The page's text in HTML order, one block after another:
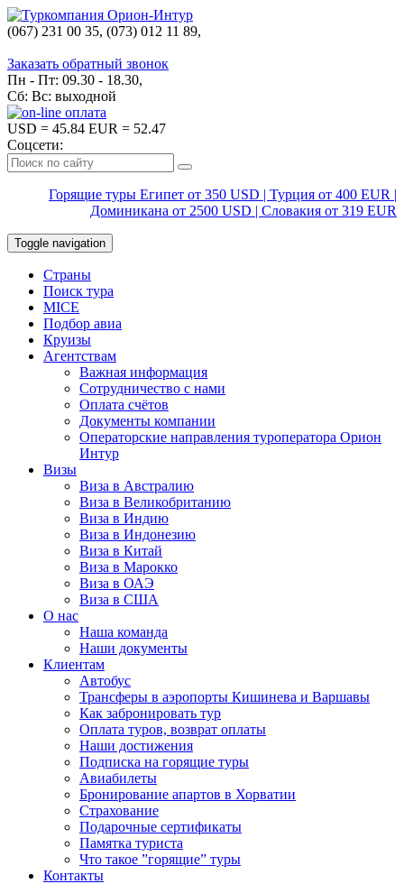
(067) 231 00 35, (073) 012 11 89,
Заказать обратный звонок
Пн - Пт: 09.30 - 18.30,
Сб: Вс: выходной
USD = 45.84 EUR = 52.47
Соцсети:
Горящие туры Египет от 350 USD | Турция от 400 EUR |
Доминикана от 2500 USD | Словакия от 319 EUR
Toggle navigation
Страны
Поиск тура
MICE
Подбор авиа
Круизы
Агентствам
Важная информация
Сотрудничество с нами
Оплата счётов
Документы компании
Операторские направления туроператора Орион
Интур
Визы
Виза в Австралию
Виза в Великобританию
Виза в Индию
Виза в Индонезию
Виза в Китай
Виза в Марокко
Виза в ОАЭ
Виза в США
О нас
Наша команда
Наши документы
Клиентам
Автобус
Трансферы в аэропорты Кишинева и Варшавы
Как забронировать тур
Оплата туров, возврат оплаты
Наши достижения
Подписка на горящие туры
Авиабилеты
Бронирование апартов в Хорватии
Страхование
Подарочные сертификаты
Памятка туриста
Что такое ”горящие” туры
Контакты